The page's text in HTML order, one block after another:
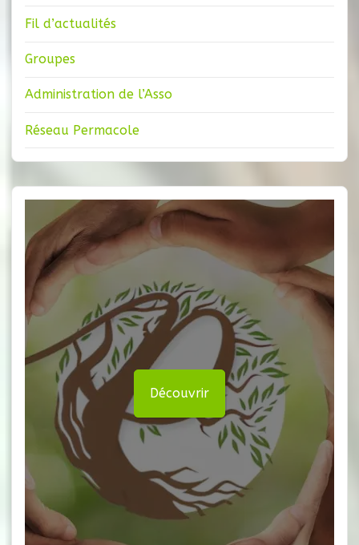
Fil d’actualités
Groupes
Administration de l’Asso
Réseau Permacole
Découvrir